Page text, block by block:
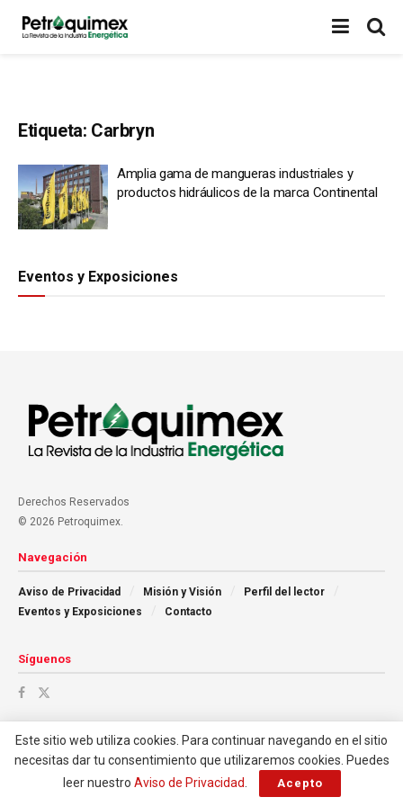
Etiqueta: Carbryn
Amplia gama de mangueras industriales y
productos hidráulicos de la marca Continental
Eventos y Exposiciones
Derechos Reservados
© 2026 Petroquimex.
Navegación
Aviso de Privacidad Misión y Visión
Perfil del lector
Eventos y Exposiciones
Contacto
Síguenos
Este sitio web utiliza cookies. Para continuar navegando en el sitio
necesitas dar tu consentimiento que utilizaremos cookies. Puedes
leer nuestro Aviso de Privacidad Acepto